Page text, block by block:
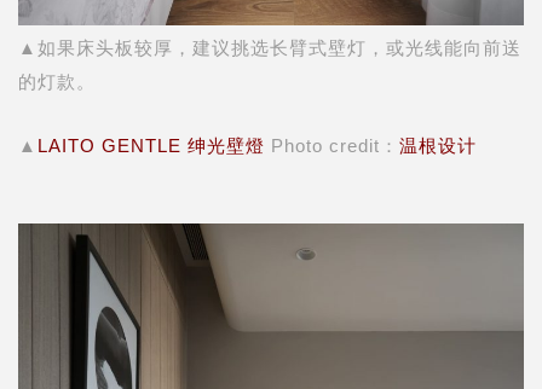
▲如果床头板较厚，建议挑选长臂式壁灯，或光线能向前送
的灯款。
▲ LAITO GENTLE 绅光壁燈 Photo credit： 温根设计